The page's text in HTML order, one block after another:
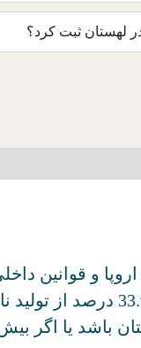
در لهستان ثبت کرد؟
و قوانین
شده است. مالیات در لهستان توسط دولت مرکزی و محلی